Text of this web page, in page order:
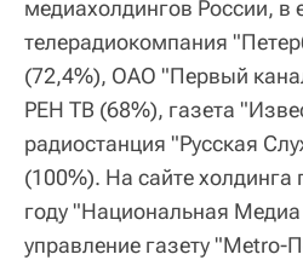
медиахолдингов России, в
телерадиокомпания
(72,4%), ОАО "Первый
РЕН ТВ (68%), газета
радиостанция "Русская
(100%). На сайте холдинга
году "Национальная
управление газету "Metro-